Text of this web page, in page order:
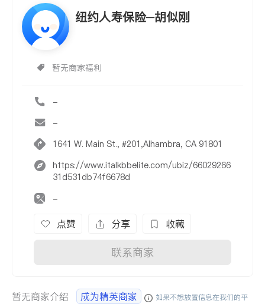
纽约人寿保险─胡似刚
暂无商家福利
-
-
1641 W. Main St., #201,Alhambra, CA 91801
https://www.italkbbelite.com/ubiz/66029266
31d531db74f6678d
-
点赞 分享 收藏
联系商家
暂无商家介绍 成为精英商家
如果不想放置信息在我们的平